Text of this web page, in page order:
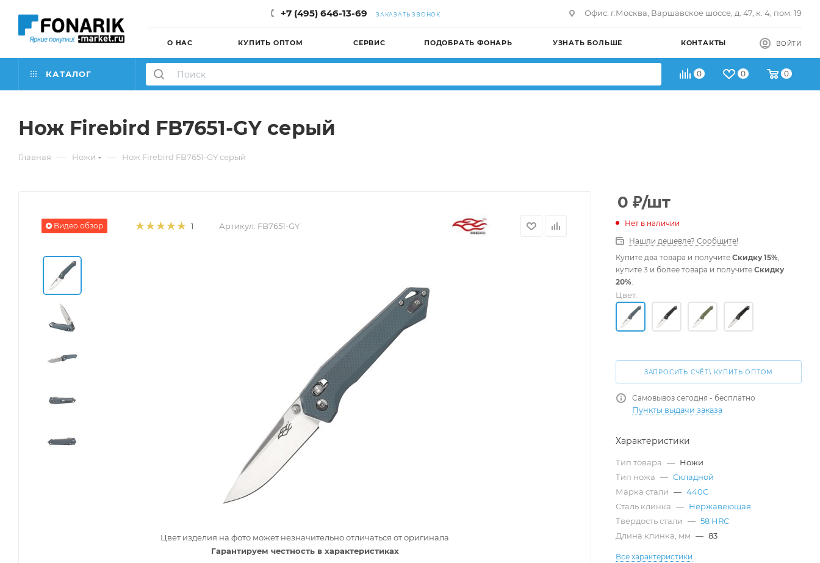
+7 (495) 646-13-69 ЗАКАЗАТЬ ЗВОНОК Офис: г.Москва, Варшавское шоссе, д. 47, к. 4, пом. 19
О НАС КУПИТЬ ОПТОМ СЕРВИС ПОДОБРАТЬ ФОНАРЬ УЗНАТЬ БОЛЬШЕ КОНТАКТЫ ВОЙТИ
КАТАЛОГ 0 0 0
Нож Firebird FB7651-GY серый
Главная — Ножи — Нож Firebird FB7651-GY серый
Видео обзор 1 Артикул: FB7651-GY
Цвет изделия на фото может незначительно отличаться от оригинала
Гарантируем честность в характеристиках
0 ₽/шт
Нет в наличии
Нашли дешевле? Сообщите!
Купите два товара и получите Скидку 15%
купите 3 и более товара и получите Скидку
20%
Цвет:
ЗАПРОСИТЬ СЧЁТ\ КУПИТЬ ОПТОМ
Самовывоз сегодня - бесплатно
Пункты выдачи заказа
Характеристики
Тип товара — Ножи
Тип ножа — Складной
Марка стали — 440C
Сталь клинка — Нержавеющая
Твердость стали — 58 HRC
Длина клинка, мм — 83
Все характеристики